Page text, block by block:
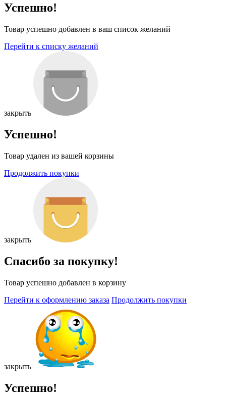
Успешно!
Товар успешно добавлен в ваш список желаний
Перейти к списку желаний
закрыть
Успешно!
Товар удален из вашей корзины
Продолжить покупки
закрыть
Спасибо за покупку!
Товар успешно добавлен в корзину
Перейти к оформлению заказа Продолжить покупки
закрыть
Успешно!